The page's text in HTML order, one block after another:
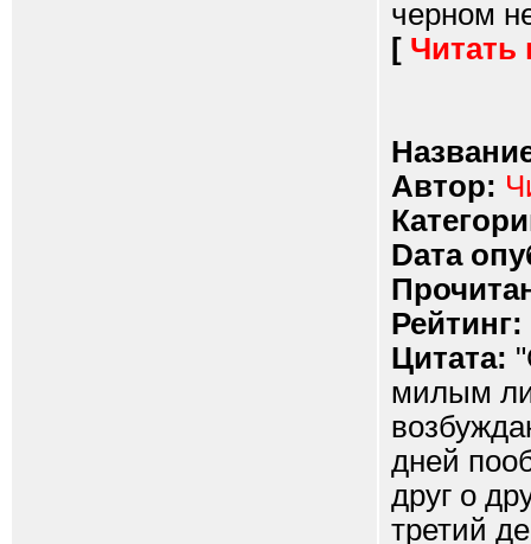
черном
[ Читать
Автор:
Dата
Рейтинг:
Цитата:
милым
дней
друг о
третий